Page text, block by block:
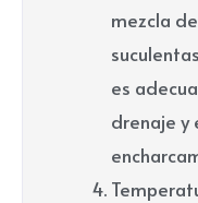
mezcla
es
drenaje y